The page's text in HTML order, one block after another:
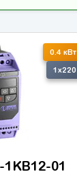
0.4 кВт
1x220
01